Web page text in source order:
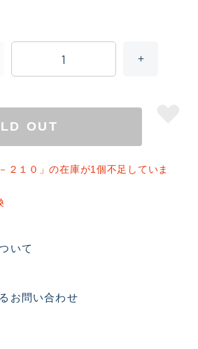
OUT
２１０」の在庫が1個不足していま
いて
お問い合わせ